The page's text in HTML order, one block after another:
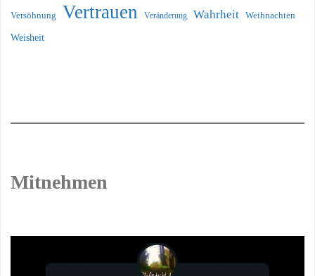
Versöhnung Vertrauen Veränderung Wahrheit Weihnachten
Weisheit
Mitnehmen